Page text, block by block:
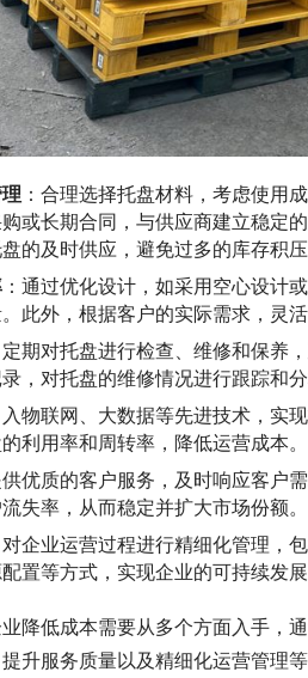
：合理选择托盘材料，考虑使用
或长期合同，与供应商建立稳定
的及时供应，避免过多的库存积压
：通过优化设计，如采用空心设计
此外，根据客户的实际需求，灵
定期对托盘进行检查、维修和保养
，对托盘的维修情况进行跟踪和
入物联网、大数据等先进技术，实
利用率和周转率，降低运营成本。
供优质的客户服务，及时响应客户
失率，从而稳定并扩大市场份额。
对企业运营过程进行精细化管理，
置等方式，实现企业的可持续发展
降低成本需要从多个方面入手，
升服务质量以及精细化运营管理